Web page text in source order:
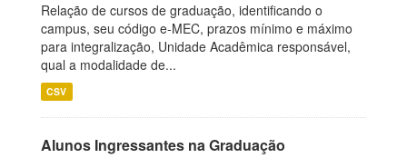
Relação de cursos de graduação, identificando o
campus, seu código e-MEC, prazos mínimo e máximo
para integralização, Unidade Acadêmica responsável,
qual a modalidade de...
CSV
Alunos Ingressantes na Graduação